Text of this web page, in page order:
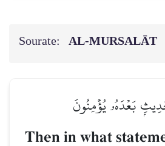
Sourate: AL‑MURSALĀT
بَعۡدَهُۥ يُؤۡمِنُونَ
Then in what